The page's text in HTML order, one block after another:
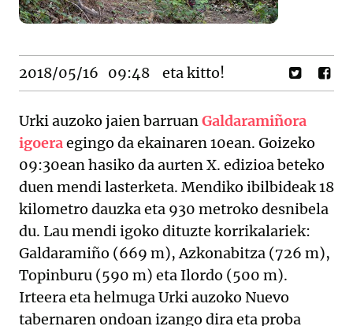
2018/05/16 09:48 eta kitto!
Urki auzoko jaien barruanGaldaramiñora
igoeraegingo da ekainaren 10ean. Goizeko
09:30ean hasiko da aurten X. edizioa beteko
duen mendi lasterketa. Mendiko ibilbideak 18
kilometro dauzka eta 930 metroko desnibela
du. Lau mendi igoko dituzte korrikalariek:
Galdaramiño (669 m), Azkonabitza (726 m),
Topinburu (590 m) eta Ilordo (500 m).
Irteera eta helmuga Urki auzoko Nuevo
tabernaren ondoan izango dira eta proba